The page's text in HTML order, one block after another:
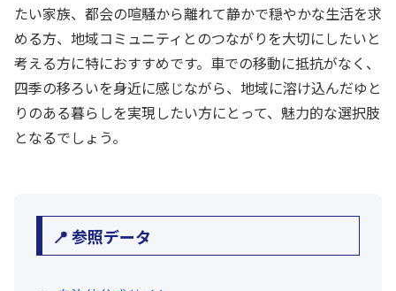
たい家族、都会の喧騒から離れて静かで穏やかな生活を求
める方、地域コミュニティとのつながりを大切にしたいと
考える方に特におすすめです。車での移動に抵抗がなく、
四季の移ろいを身近に感じながら、地域に溶け込んだゆと
りのある暮らしを実現したい方にとって、魅力的な選択肢
となるでしょう。
📍 参照データ